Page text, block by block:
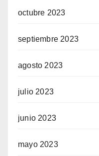
octubre 2023
septiembre 2023
agosto 2023
julio 2023
junio 2023
mayo 2023